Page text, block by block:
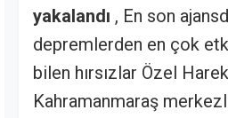
yakalandı , En son
depremlerden en çok
bilen hırsızlar Özel
Kahramanmaraş